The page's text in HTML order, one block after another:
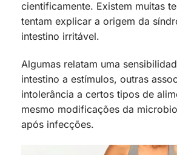
cientificamente. Existem muitas
tentam explicar a origem da
intestino irritável.
Algumas relatam uma
intestino a estímulos, outras
intolerância a certos tipos de
mesmo modificações da
após infecções.